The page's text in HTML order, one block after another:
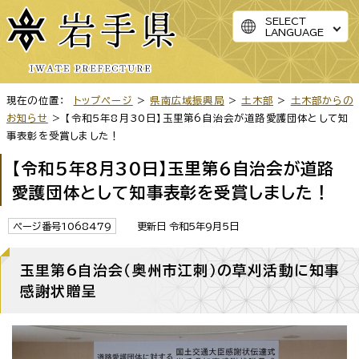
SELECT
LANGUAGE
現在の位置： トップページ > 県南広域振興局 > 土木部 >
土木部からの
お知らせ
> 【令和5年8月30日】玉里第6自治会が道路愛護団体として知
事表彰を受賞しました！
【令和5年8月30日】玉里第6自治会が道路
愛護団体として知事表彰を受賞しました！
ページ番号1068479 更新日 令和5年9月5日
玉里第6自治会（奥州市江刺）の草刈活動に知事
感謝状贈呈